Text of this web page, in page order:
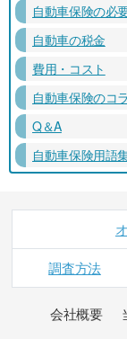
自動車保険の必
自動車の税金
費用・コスト
自動車保険のコ
Q＆A
自動車保険用語
調査方法
会社概要